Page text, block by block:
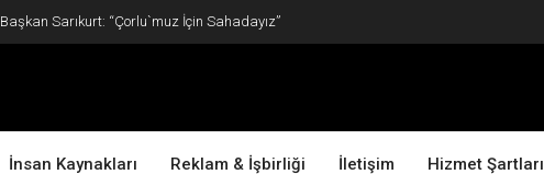
Başkan Sarıkurt: “Çorlu`muz İçin Sahadayız”
İnsan Kaynakları Reklam & İşbirliği İletişim Hizmet Şartları